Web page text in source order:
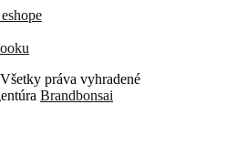
práva vyhradené
Brandbonsai